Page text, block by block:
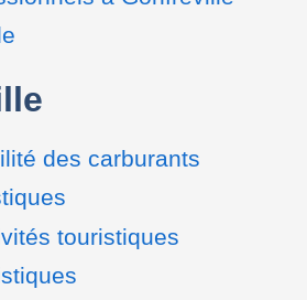
des carburants
touristiques